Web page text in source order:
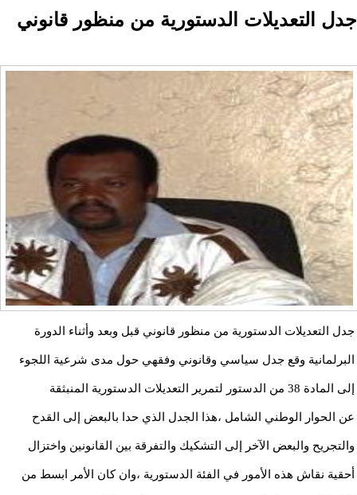
جدل التعديلات الدستورية من منظور قانوني
جدل التعديلات الدستورية من منظور قانوني قبل وبعد وأثناء الدورة
البرلمانية وقع جدل سياسي وقانوني وفقهي حول مدى شرعية اللجوء
إلى المادة 38 من الدستور لتمرير التعديلات الدستورية المنبثقة
عن الحوار الوطني الشامل ،هذا الجدل الذي حدا بالبعض إلى القدح
والتجريح والبعض الآخر إلى التشكيك والتفرقة بين القانونين واختزال
أحقية نقاش هذه الأمور في الفئة الدستورية ،وان كان الأمر ابسط من